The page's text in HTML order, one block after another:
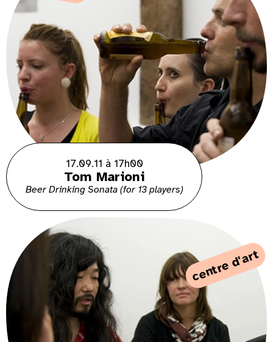
17.09.11 à 17h00
Tom Marioni
Beer Drinking Sonata (for 13 players)
centre d'art